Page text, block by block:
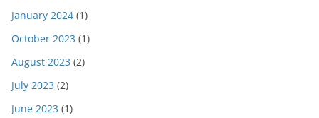
January 2024 (1)
October 2023 (1)
August 2023 (2)
July 2023 (2)
June 2023 (1)